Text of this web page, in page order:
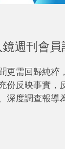
週刊會
更需回歸純粹
份反映事實，
深度調查報導